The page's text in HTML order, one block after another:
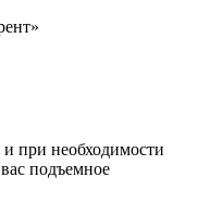
при необходимости
подъемное